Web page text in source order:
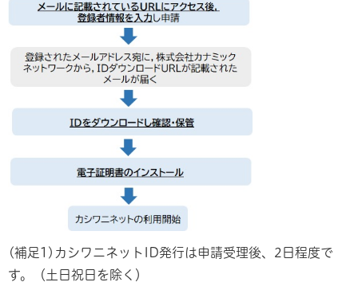
(補足1)カシワニネットID発行は申請受理後、2日程度で
す。（土日祝日を除く）